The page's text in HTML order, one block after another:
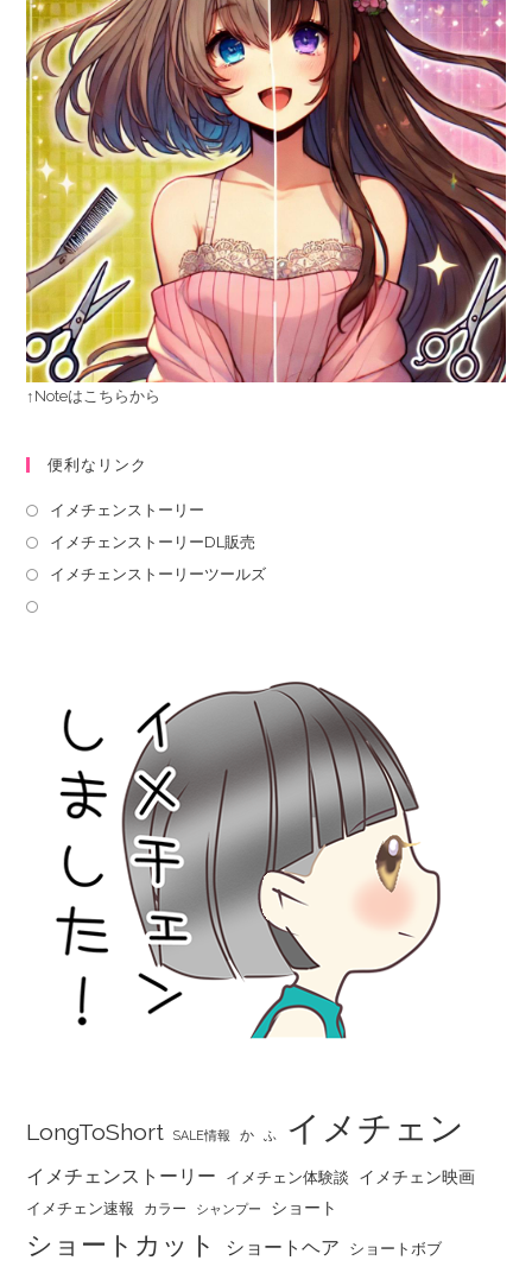
↑Noteはこちらから
便利なリンク
イメチェンストーリー
イメチェンストーリーDL販売
イメチェンストーリーツールズ
LongToShort SALE情報 か ふ イメチェン
イメチェンストーリー イメチェン体験談 イメチェン映画
イメチェン速報 カラー シャンプー ショート
ショートカット ショートヘア ショートボブ